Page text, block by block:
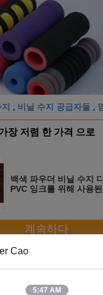
, 비닐 수지 공급자들 ,
장 저렴 한 가격 으로
백색 파우더 비닐 수지
PVC 잉크를 위해 사용
계속하다
Cao
5:47 AM